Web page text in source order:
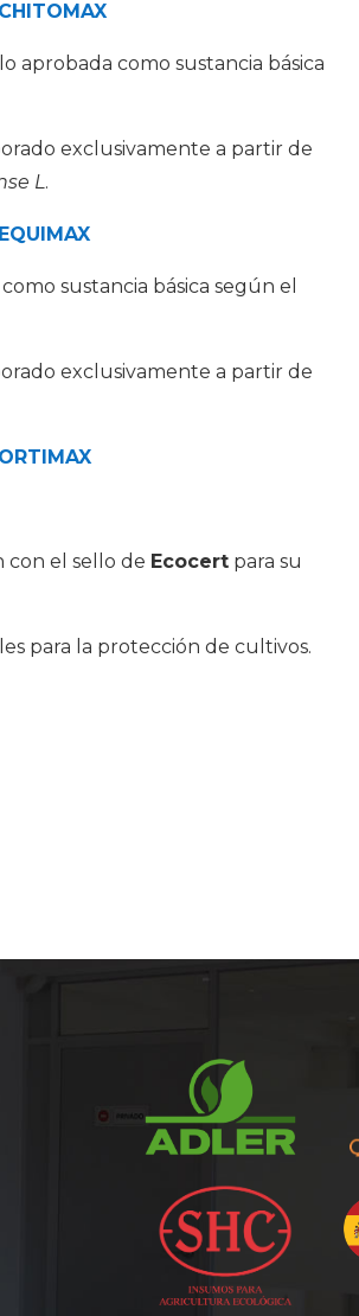
CHITOMAX
aprobada como sustancia básica
exclusivamente a partir de
L.
EQUIMAX
sustancia básica según el
exclusivamente a partir de
ORTIMAX
con el sello de Ecocert para su
para la protección de cultivos.